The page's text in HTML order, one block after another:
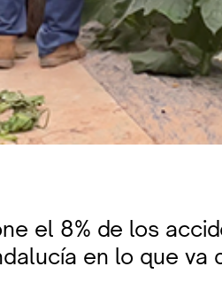
el 8% de los
en lo que va